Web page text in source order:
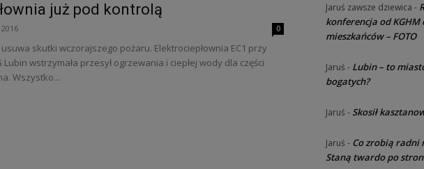
już pod kontrolą
0
skutki wczorajszego pożaru. Elektrociepłownia EC1 przy
Lubin wstrzymała przesył ogrzewania i ciepłej wody dla części
Wszystko...
Jaruś zawsze dziewica -
konferencja od KGHM
mieszkańców – FOTO
Jaruś - Lubin – to
bogatych?
Jaruś - Skosił
Jaruś - Co zrobią radni
Staną twardo po